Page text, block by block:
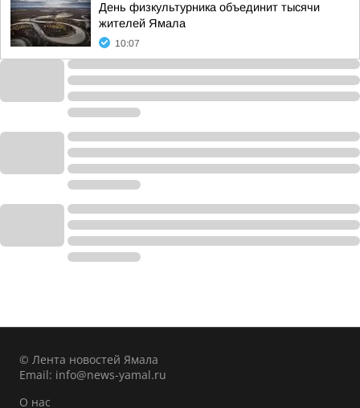
День физкультурника объединит тысячи
жителей Ямала
10:07
© Лента новостей Ямала
Email: info@news-yamal.ru
О нас